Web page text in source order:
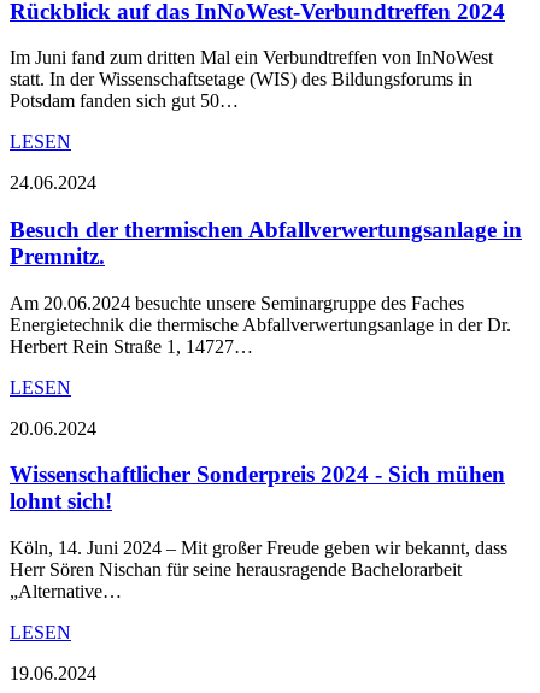
Rückblick auf das InNoWest-Verbundtreffen 2024
Im Juni fand zum dritten Mal ein Verbundtreffen von InNoWest
statt. In der Wissenschaftsetage (WIS) des Bildungsforums in
Potsdam fanden sich gut 50…
LESEN
24.06.2024
Besuch der thermischen Abfallverwertungsanlage in
Premnitz.
Am 20.06.2024 besuchte unsere Seminargruppe des Faches
Energietechnik die thermische Abfallverwertungsanlage in der Dr.
Herbert Rein Straße 1, 14727…
LESEN
20.06.2024
Wissenschaftlicher Sonderpreis 2024 - Sich mühen
lohnt sich!
Köln, 14. Juni 2024 – Mit großer Freude geben wir bekannt, dass
Herr Sören Nischan für seine herausragende Bachelorarbeit
„Alternative…
LESEN
19.06.2024